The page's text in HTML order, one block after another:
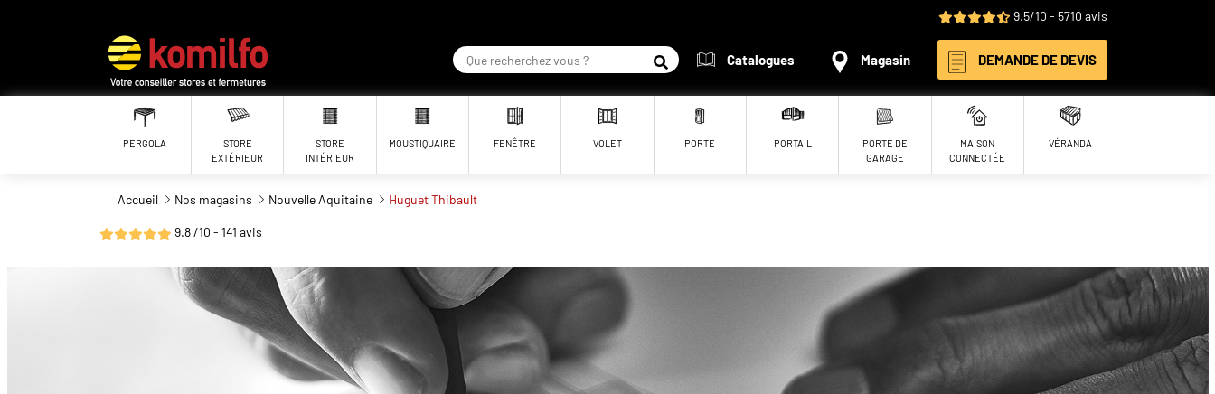
9.5/10 - 5710 avis
RECHERCHERCatalogues Magasin DEMANDE DE DEVIS
PERGOLA
STORE
EXTÉRIEUR
STORE
INTÉRIEUR
MOUSTIQUAIRE FENÊTRE VOLET PORTE PORTAIL
PORTE DE
GARAGE
MAISON
CONNECTÉE
VÉRANDA
Accueil Nos magasins Nouvelle Aquitaine Huguet Thibault
9.8 /10 - 141 avis